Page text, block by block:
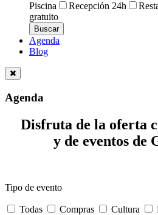
Piscina
Recepción 24h
gratuito
Agenda
Blog
Agenda
Disfruta de la oferta
y de eventos de
Tipo de evento
Todas Compras Cultura